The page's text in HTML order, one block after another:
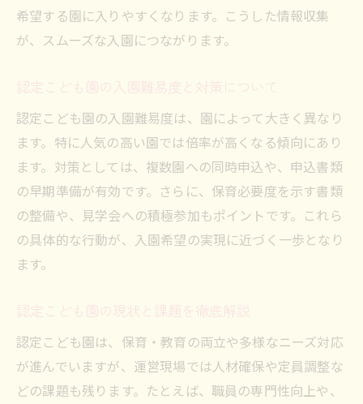
希望する園に入りやすくなります。こうした情報収集
が、スムーズな入園につながります。
認定こども園の入園難易度と対策について
認定こども園の入園難易度は、園によって大きく異なり
ます。特に人気の高い園では倍率が高くなる傾向にあり
ます。対策としては、複数園への同時申込や、申込書類
の早期準備が有効です。さらに、保育必要度を示す書類
の整備や、見学会への積極参加もポイントです。これら
の具体的な行動が、入園希望の実現に近づく一歩となり
ます。
認定こども園の現状と課題を徹底解説
認定こども園は、保育・教育の両立や多様なニーズ対応
が進んでいますが、運営現場では人材確保や定員調整な
どの課題も残ります。たとえば、職員の専門性向上や、